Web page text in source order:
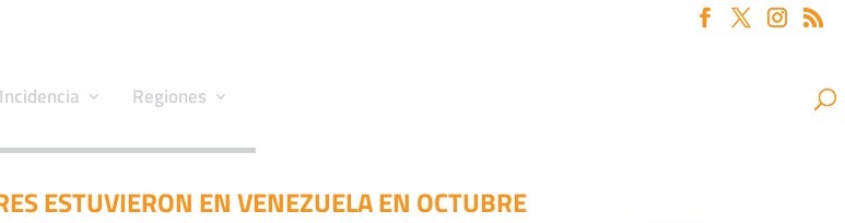
Incidencia Regiones
ESTUVIERON EN VENEZUELA EN OCTUBRE